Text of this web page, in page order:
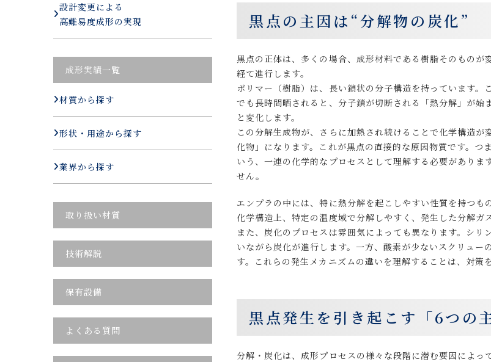
設計変更による
高難易度成形の実現
成形実績一覧
材質から探す
形状・用途から探す
業界から探す
取り扱い材質
技術解説
保有設備
よくある質問
黒点の主因は“分解物の炭化”
黒点の正体は、多くの場合、成形材料である樹脂そのもの
経て進行します。
ポリマー（樹脂）は、長い鎖状の分子構造を持っています
でも長時間晒されると、分子鎖が切断される「熱分解」が
と変化します。
この分解生成物が、さらに加熱され続けることで化学構造
化物」になります。これが黒点の直接的な原因物質です。つま
いう、一連の化学的なプロセスとして理解する必要があり
せん。
エンプラの中には、特に熱分解を起こしやすい性質を持つ
化学構造上、特定の温度域で分解しやすく、発生した分解ガ
また、炭化のプロセスは雰囲気によっても異なります。シ
いながら炭化が進行します。一方、酸素が少ないスクリュ
す。これらの発生メカニズムの違いを理解することは、対策
黒点発生を引き起こす「6つの
分解・炭化は、成形プロセスの様々な段階に潜む要因によ